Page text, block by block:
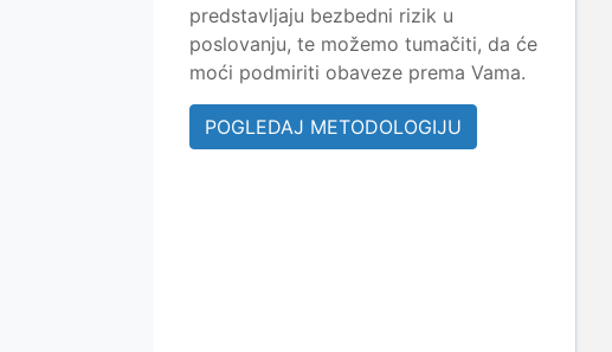
predstavljaju bezbedni rizik u
poslovanju, te možemo tumačiti, da će
moći podmiriti obaveze prema Vama.
POGLEDAJ METODOLOGIJU